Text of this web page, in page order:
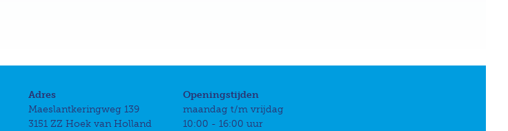
Adres
Maeslantkeringweg 139
3151 ZZ Hoek van Holland
Openingstijden
maandag t/m vrijdag
10:00 - 16:00 uur